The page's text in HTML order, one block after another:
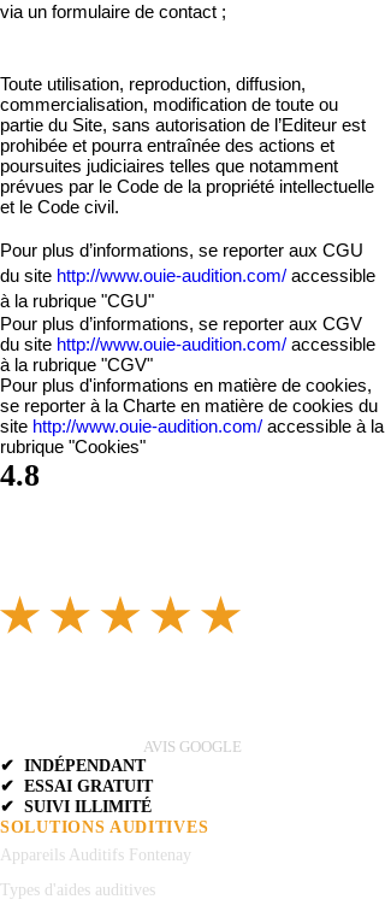
via un formulaire de contact ;
Toute utilisation, reproduction, diffusion,
commercialisation, modification de toute ou
partie du Site , sans autorisation de l’Editeur est
prohibée et pourra entraînée des actions et
poursuites judiciaires telles que notamment
prévues par le Code de la propriété intellectuelle
et le Code civil.
Pour plus d’informations, se reporter aux CGU
du site http://www.ouie-audition.com/ accessible
à la rubrique "CGU"
Pour plus d’informations, se reporter aux CGV
du site http://www.ouie-audition.com/ accessible
à la rubrique "CGV"
Pour plus d'informations en matière de cookies,
se reporter à la Charte en matière de cookies du
site http://www.ouie-audition.com/ accessible à la
rubrique "Cookies"
4.8
AVIS GOOGLE
✔ INDÉPENDANT
✔ ESSAI GRATUIT
✔ SUIVI ILLIMITÉ
SOLUTIONS AUDITIVES
Appareils Auditifs Fontenay
Types d'aides auditives